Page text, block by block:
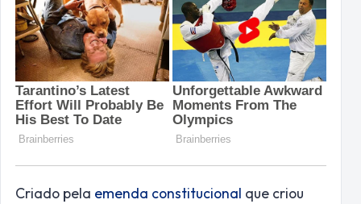
Criado pela emenda constitucional que criou